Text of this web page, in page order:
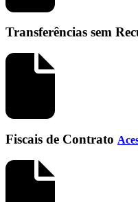
Transferências sem
Fiscais de Contrato